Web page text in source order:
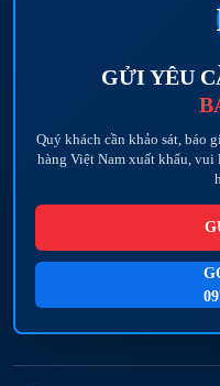
GỬI YÊU
Quý khách cần khảo sát, báo
hàng Việt Nam xuất khẩu,